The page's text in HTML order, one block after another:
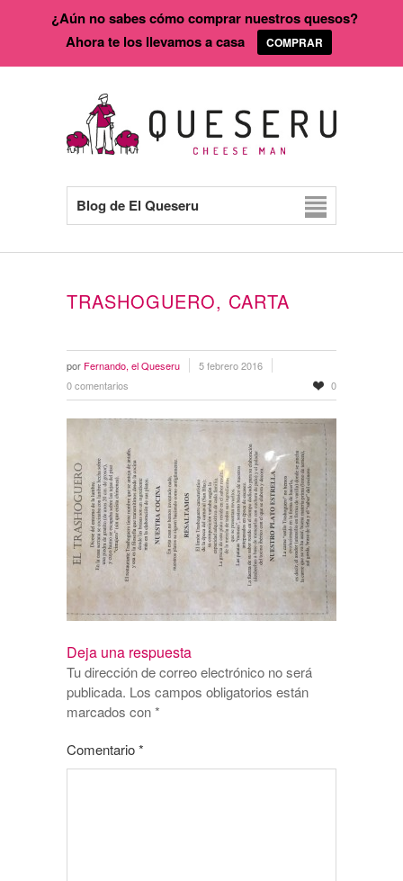
Blog de El Queseru
TRASHOGUERO, CARTA
por Fernando, el Queseru
5 febrero 2016
0 comentarios
0
Deja una respuesta
Tu dirección de correo electrónico no será
publicada. Los campos obligatorios están
marcados con*
Comentario*
¿Aún no sabes cómo comprar nuestros quesos?
Ahora te los llevamos a casa
COMPRAR